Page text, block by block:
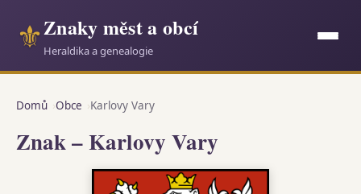
⚜Znaky měst a obcí
Heraldika a genealogie
Domů Obce Karlovy Vary
Znak – Karlovy Vary